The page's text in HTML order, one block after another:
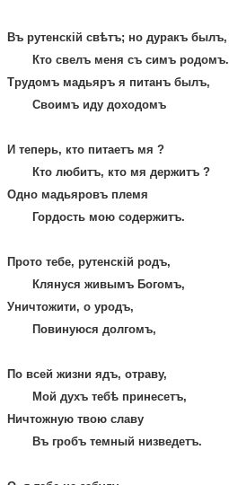
Въ рутенскій свѣтъ; но дуракъ былъ,
Кто свелъ меня съ симъ родомъ.
Трудомъ мадьяръ я питанъ былъ,
Своимъ иду доходомъ
И теперь, кто питаетъ мя ?
Кто любитъ, кто мя держитъ ?
Одно мадьяровъ племя
Гордость мою содержитъ.
Прото тебе, рутенскій родъ,
Клянуся живымъ Богомъ,
Уничтожити, о уродъ,
Повинуюся долгомъ,
По всей жизни ядъ, отраву,
Мой духъ тебѣ принесетъ,
Ничтожную твою славу
Въ гробъ темный низведетъ.